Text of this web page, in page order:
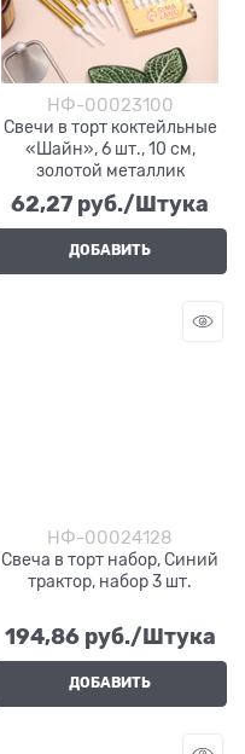
НФ-00023100
Свечи в торт коктейльные
«Шайн», 6 шт., 10 см,
золотой металлик
62,27 руб./Штука
ДОБАВИТЬ
НФ-00024128
Свеча в торт набор, Синий
трактор, набор 3 шт.
194,86 руб./Штука
ДОБАВИТЬ